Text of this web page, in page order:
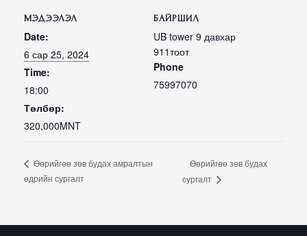
МЭДЭЭЛЭЛ
Date:
6 сар 25, 2024
Time:
18:00
Төлбөр:
320,000MNT
БАЙРШИЛ
UB tower 9 давхар
911тоот
Phone
75997070
Өөрийгөө зөв будах амралтын
өдрийн сургалт
Өөрийгөө зөв будах
сургалт